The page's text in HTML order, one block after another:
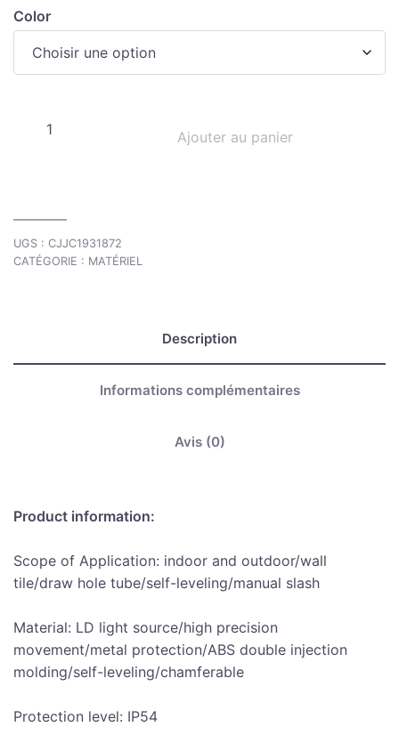
Color
Ajouter au panier
UGS : CJJC1931872
CATÉGORIE : MATÉRIEL
Description
Informations complémentaires
Avis (0)
Product information:
Scope of Application: indoor and outdoor/wall
tile/draw hole tube/self-leveling/manual slash
Material: LD light source/high precision
movement/metal protection/ABS double injection
molding/self-leveling/chamferable
Protection level: IP54